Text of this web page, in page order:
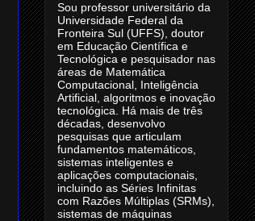
Sou professor universitário da
Universidade Federal da
Fronteira Sul (UFFS), doutor
em Educação Científica e
Tecnológica e pesquisador nas
áreas de Matemática
Computacional, Inteligência
Artificial, algoritmos e inovação
tecnológica. Há mais de três
décadas, desenvolvo
pesquisas que articulam
fundamentos matemáticos,
sistemas inteligentes e
aplicações computacionais,
incluindo as Séries Infinitas
com Razões Múltiplas (SRMs),
sistemas de máquinas